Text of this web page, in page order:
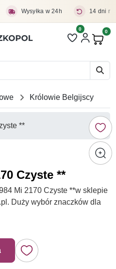
Wysyłka w 24h 14 dni
Liczba pozycji
0 0
Królowie Belgijscy
Czyste **
Mi 2170 Czyste **w sklepie
Duży wybór znaczków dla